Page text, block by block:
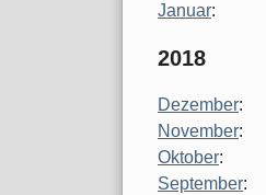
Januar:
2018
Dezember:
November:
Oktober:
September: